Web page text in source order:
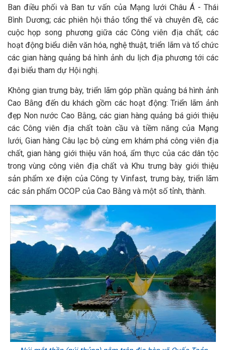
Ban điều phối và Ban tư vấn của Mạng lưới Châu Á - Thái
Bình Dương; các phiên hội thảo tổng thể và chuyên đề, các
cuộc họp song phương giữa các Công viên địa chất; các
hoạt động biểu diễn văn hóa, nghệ thuật, triển lãm và tổ chức
các gian hàng quảng bá hình ảnh du lịch địa phương tới các
đại biểu tham dự Hội nghị.
Không gian trưng bày, triển lãm góp phần quảng bá hình ảnh
Cao Bằng đến du khách gồm các hoạt động: Triển lãm ảnh
đẹp Non nước Cao Bằng, các gian hàng quảng bá giới thiệu
các Công viên địa chất toàn cầu và tiềm năng của Mạng
lưới, Gian hàng Câu lạc bộ cùng em khám phá công viên địa
chất, gian hàng giới thiệu văn hoá, ẩm thực của các dân tộc
trong vùng công viên địa chất và Khu trưng bày giới thiệu
sản phẩm xe điện của Công ty Vinfast, trưng bày, triển lãm
các sản phẩm OCOP của Cao Bằng và một số tỉnh, thành.